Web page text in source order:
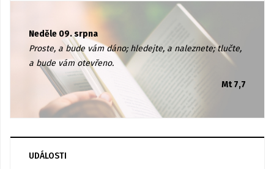
Neděle 09. srpna
Proste, a bude vám dáno; hledejte, a naleznete; tlučte,
a bude vám otevřeno.
Mt 7,7
UDÁLOSTI